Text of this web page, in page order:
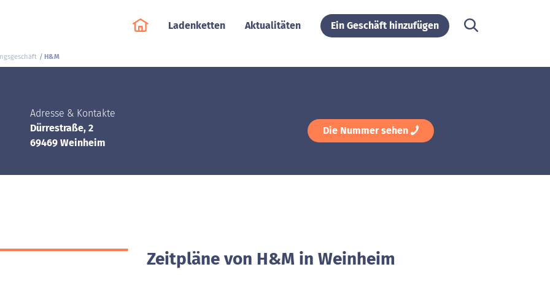
Ladenketten Aktualitäten Ein Geschäft hinzufügen
H&M
Adresse & Kontakte
Dürrestraße, 2
69469 Weinheim
Die Nummer sehen
Zeitpläne von H&M in Weinheim